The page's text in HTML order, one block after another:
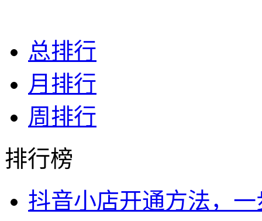
总排行
月排行
周排行
排行榜
抖音小店开通方法，